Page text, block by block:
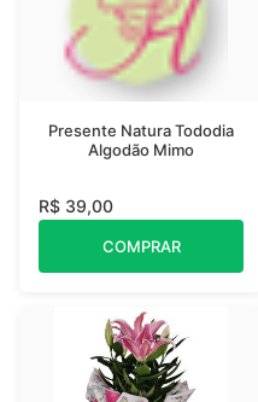
Presente Natura Tododia
Algodão Mimo
R$ 39,00
COMPRAR